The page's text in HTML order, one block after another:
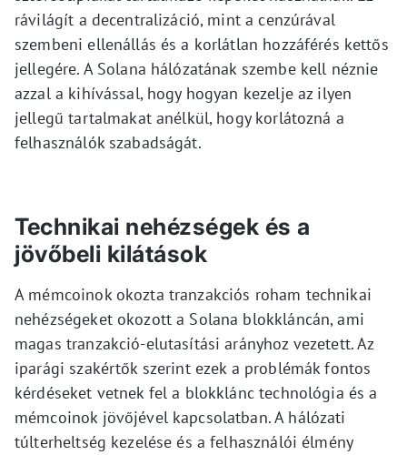
rávilágít a decentralizáció, mint a cenzúrával
szembeni ellenállás és a korlátlan hozzáférés kettős
jellegére. A Solana hálózatának szembe kell néznie
azzal a kihívással, hogy hogyan kezelje az ilyen
jellegű tartalmakat anélkül, hogy korlátozná a
felhasználók szabadságát.
Technikai nehézségek és a
jövőbeli kilátások
A mémcoinok okozta tranzakciós roham technikai
nehézségeket okozott a Solana blokkláncán, ami
magas tranzakció-elutasítási arányhoz vezetett. Az
iparági szakértők szerint ezek a problémák fontos
kérdéseket vetnek fel a blokklánc technológia és a
mémcoinok jövőjével kapcsolatban. A hálózati
túlterheltség kezelése és a felhasználói élmény